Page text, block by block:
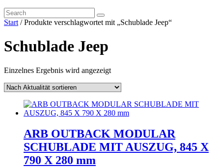
Start / Produkte verschlagwortet mit „Schublade Jeep“
Schublade Jeep
Einzelnes Ergebnis wird angezeigt
ARB OUTBACK MODULAR
SCHUBLADE MIT AUSZUG, 845 X
790 X 280 mm